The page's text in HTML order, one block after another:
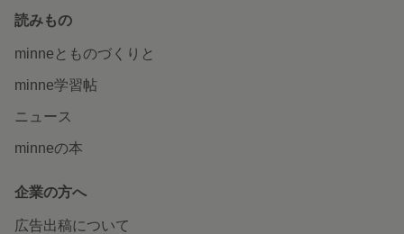
読みもの
minneとものづくりと
minne学習帖
ニュース
minneの本
企業の方へ
広告出稿について